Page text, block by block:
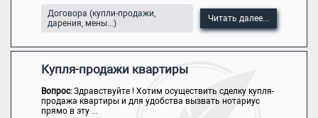
Договора (купли-продажи,
дарения, мены...)
Читать далее...
Купля-продажи квартиры
Вопрос:Здравствуйте ! Хотим осуществить сделку купля-
продажа квартиры и для удобства вызвать нотариус
прямо в эту ...